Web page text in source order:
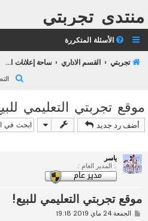
منتدى تجربتي
الأسئلة المتكررة
تجربتي القسم الاداري ساحة إعلانات الإدارة
ث
موقع تجربتي التعليمي
أضف رد جديد
ياسر
.: المدير العام :.
موقع تجربتي التعليمي للبيع!
مالجمعة 24 ماي 2019 19:18